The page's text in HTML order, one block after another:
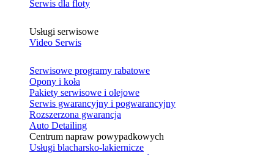
Serwis dla floty
Usługi serwisowe
Video Serwis
Serwisowe programy rabatowe
Opony i koła
Pakiety serwisowe i olejowe
Serwis gwarancyjny i pogwarancyjny
Rozszerzona gwarancja
Auto Detailing
Centrum napraw powypadkowych
Usługi blacharsko-lakiernicze